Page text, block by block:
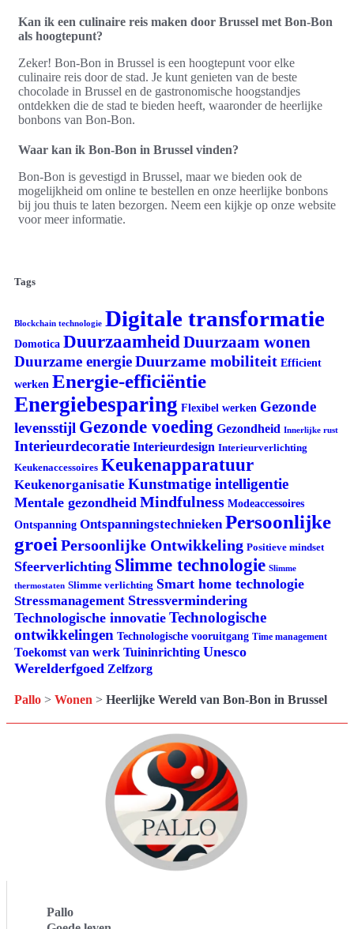
Kan ik een culinaire reis maken door Brussel met Bon-Bon
als hoogtepunt?
Zeker! Bon-Bon in Brussel is een hoogtepunt voor elke
culinaire reis door de stad. Je kunt genieten van de beste
chocolade in Brussel en de gastronomische hoogstandjes
ontdekken die de stad te bieden heeft, waaronder de heerlijke
bonbons van Bon-Bon.
Waar kan ik Bon-Bon in Brussel vinden?
Bon-Bon is gevestigd in Brussel, maar we bieden ook de
mogelijkheid om online te bestellen en onze heerlijke bonbons
bij jou thuis te laten bezorgen. Neem een kijkje op onze website
voor meer informatie.
Tags
Blockchain technologie Digitale transformatie
Domotica DuurzaamheidDuurzaam wonen
Duurzame energieDuurzame mobiliteit Efficient
werken Energie-efficiëntie
Energiebesparing Flexibel werken Gezonde
levensstijl Gezonde voeding Gezondheid Innerlijke rust
Interieurdecoratie Interieurdesign Interieurverlichting
Keukenaccessoires Keukenapparatuur
Keukenorganisatie Kunstmatige intelligentie
Mentale gezondheid Mindfulness Modeaccessoires
Ontspanning Ontspanningstechnieken Persoonlijke
groeiPersoonlijke Ontwikkeling Positieve mindset
Sfeerverlichting Slimme technologie Slimme
thermostaten Slimme verlichting Smart home technologie
Stressmanagement Stressvermindering
Technologische innovatie Technologische
ontwikkelingen Technologische vooruitgang Time management
Toekomst van werk Tuininrichting Unesco
Werelderfgoed Zelfzorg
Pallo > Wonen > Heerlijke Wereld van Bon-Bon in Brussel
Pallo